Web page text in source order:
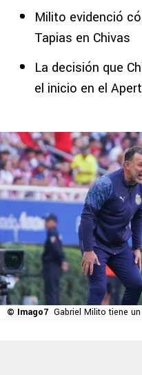
Milito evidenció
Tapias en Chivas
La decisión que
el inicio en el
© Imago7 Gabriel Milito tiene